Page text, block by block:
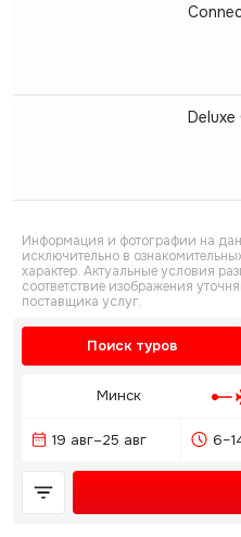
Информация и фотографии на
исключительно в
характер. Актуальные условия
соответствие изображения
поставщика услуг.
Поиск туров
Минск
19 авг–25 авг